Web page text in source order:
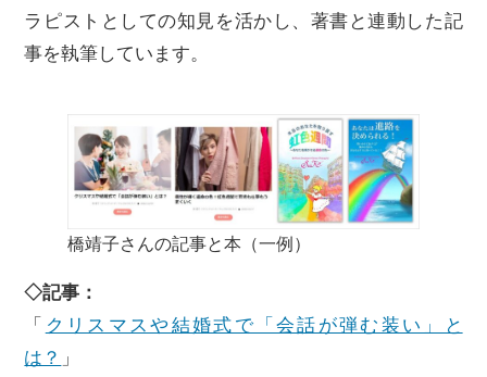
ラピストとしての知見を活かし、著書と連動した記
事を執筆しています。
橋靖子さんの記事と本（一例）
◇記事：
「 クリスマスや結婚式で「会話が弾む装い」と
は？ 」